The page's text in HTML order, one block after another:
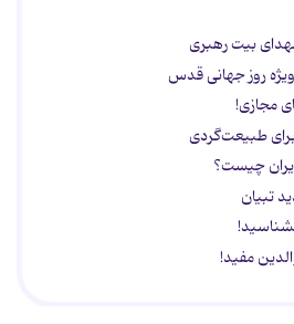
بیت رهبری
روز جهانی قدس
مجازی!
چیست؟
تبیان
مفید!